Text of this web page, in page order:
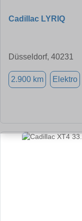
Cadillac LYRIQ
Düsseldorf, 40231
2.900 km Elektro